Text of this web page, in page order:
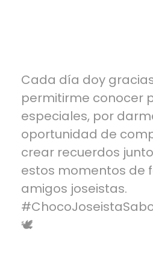
Cada día doy
permitirme conocer
especiales, por
oportunidad de
crear recuerdos
estos momentos de
amigos joseistas.
#ChocoJoseista
🕊️